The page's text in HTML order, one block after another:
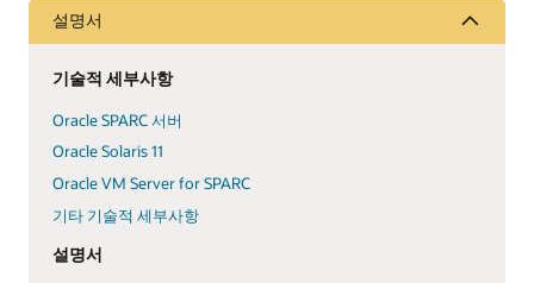
설명서
기술적 세부사항
Oracle SPARC 서버
Oracle Solaris 11
Oracle VM Server for SPARC
기타 기술적 세부사항
설명서